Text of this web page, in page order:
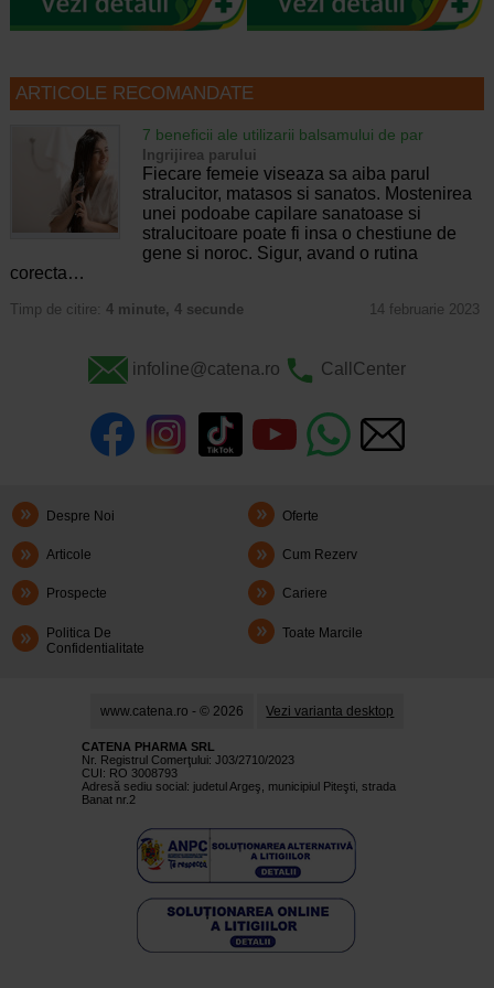
ARTICOLE RECOMANDATE
7 beneficii ale utilizarii balsamului de par
Ingrijirea parului
Fiecare femeie viseaza sa aiba parul
stralucitor, matasos si sanatos. Mostenirea
unei podoabe capilare sanatoase si
stralucitoare poate fi insa o chestiune de
gene si noroc. Sigur, avand o rutina
corecta…
Timp de citire: 4 minute, 4 secunde 14 februarie 2023
infoline@catena.ro CallCenter
Despre Noi Oferte
Articole Cum Rezerv
Prospecte Cariere
Politica De
Confidentialitate
Toate Marcile
www.catena.ro - © 2026 Vezi varianta desktop
CATENA PHARMA SRL
Nr. Registrul Comerţului: J03/2710/2023
CUI: RO 3008793
Adresă sediu social: judetul Argeş, municipiul Piteşti, strada
Banat nr.2